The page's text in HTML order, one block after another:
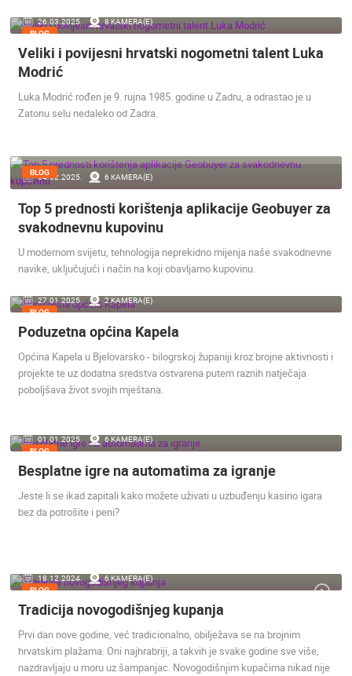
26.03.2025.
8 KAMERA(E)
BLOG
Veliki i povijesni hrvatski nogometni talent Luka
Modrić
Luka Modrić rođen je 9. rujna 1985. godine u Zadru, a odrastao je u
Zatonu selu nedaleko od Zadra.
04.02.2025. 6 KAMERA(E)
BLOG
Top 5 prednosti korištenja aplikacije Geobuyer za
svakodnevnu kupovinu
U modernom svijetu, tehnologija neprekidno mijenja naše svakodnevne
navike, uključujući i način na koji obavljamo kupovinu.
27.01.2025.
2 KAMERA(E)
BLOG
Poduzetna općina Kapela
Općina Kapela u Bjelovarsko - bilogrskoj županiji kroz brojne aktivnosti i
projekte te uz dodatna sredstva ostvarena putem raznih natječaja
poboljšava život svojih mještana.
01.01.2025.
6 KAMERA(E)
BLOG
Besplatne igre na automatima za igranje
Jeste li se ikad zapitali kako možete uživati u uzbuđenju kasino igara
bez da potrošite i peni?
18.12.2024.
6 KAMERA(E)
BLOG
Tradicija novogodišnjeg kupanja
Prvi dan nove godine, već tradicionalno, obilježava se na brojnim
hrvatskim plažama. Oni najhrabriji, a takvih je svake godine sve više,
nazdravljaju u moru uz šampanjac. Novogodišnjim kupačima nikad nije